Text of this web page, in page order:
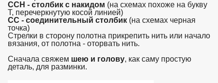
ССН - столбик с накидом (на схемах похоже на букву
Т, перечеркнутую косой линией)
СС - соединительный столбик(на схемах черная
точка)
Стрелки в сторону полотна прикрепить нить или начало
вязания, от полотна - оторвать нить.
Сначала свяжем шею и голову, как саму простую
деталь, для разминки.